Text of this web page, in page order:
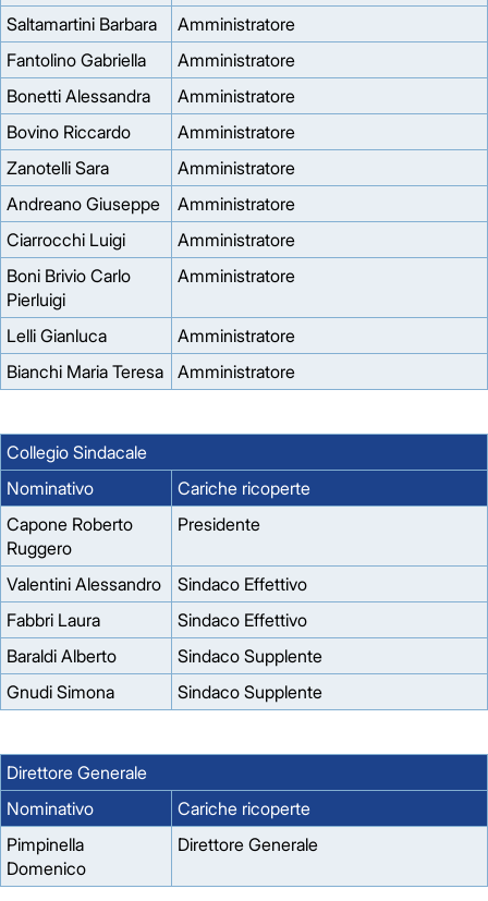
Saltamartini Barbara
Amministratore
Fantolino Gabriella
Amministratore
Bonetti Alessandra
Amministratore
Bovino Riccardo
Amministratore
Zanotelli Sara
Amministratore
Andreano Giuseppe
Amministratore
Ciarrocchi Luigi
Amministratore
Boni Brivio Carlo
Pierluigi
Amministratore
Lelli Gianluca
Amministratore
Bianchi Maria Teresa
Amministratore
Collegio Sindacale
Nominativo
Cariche ricoperte
Capone Roberto
Ruggero
Presidente
Valentini Alessandro
Sindaco Effettivo
Fabbri Laura
Sindaco Effettivo
Baraldi Alberto
Sindaco Supplente
Gnudi Simona
Sindaco Supplente
Direttore Generale
Nominativo
Cariche ricoperte
Pimpinella
Domenico
Direttore Generale